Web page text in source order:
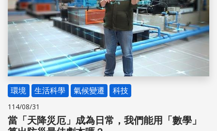
環境 生活科學 氣候變遷 科技
114/08/31
當「天降災厄」成為日常，我們能用「數學」